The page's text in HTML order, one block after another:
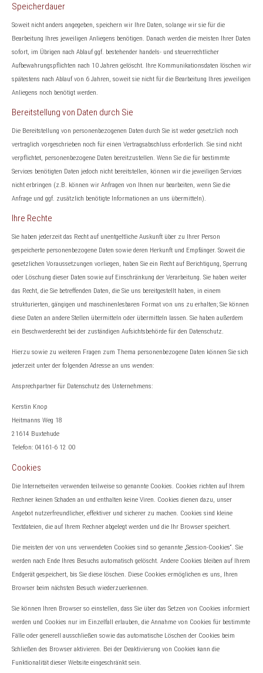
Speicherdauer
Soweit nicht anders angegeben, speichern wir Ihre Daten, solange wir sie für die
Bearbeitung Ihres jeweiligen Anliegens benötigen. Danach werden die meisten Ihrer Daten
sofort, im Übrigen nach Ablauf ggf. bestehender handels- und steuerrechtlicher
Aufbewahrungspflichten nach 10 Jahren gelöscht. Ihre Kommunikationsdaten löschen wir
spätestens nach Ablauf von 6 Jahren, soweit sie nicht für die Bearbeitung Ihres jeweiligen
Anliegens noch benötigt werden.
Bereitstellung von Daten durch Sie
Die Bereitstellung von personenbezogenen Daten durch Sie ist weder gesetzlich noch
vertraglich vorgeschrieben noch für einen Vertragsabschluss erforderlich. Sie sind nicht
verpflichtet, personenbezogene Daten bereitzustellen. Wenn Sie die für bestimmte
Services benötigten Daten jedoch nicht bereitstellen, können wir die jeweiligen Services
nicht erbringen (z.B. können wir Anfragen von Ihnen nur bearbeiten, wenn Sie die
Anfrage und ggf. zusätzlich benötigte Informationen an uns übermitteln).
Ihre Rechte
Sie haben jederzeit das Recht auf unentgeltliche Auskunft über zu Ihrer Person
gespeicherte personenbezogene Daten sowie deren Herkunft und Empfänger. Soweit die
gesetzlichen Voraussetzungen vorliegen, haben Sie ein Recht auf Berichtigung, Sperrung
oder Löschung dieser Daten sowie auf Einschränkung der Verarbeitung. Sie haben weiter
das Recht, die Sie betreffenden Daten, die Sie uns bereitgestellt haben, in einem
strukturierten, gängigen und maschinenlesbaren Format von uns zu erhalten; Sie können
diese Daten an andere Stellen übermitteln oder übermitteln lassen. Sie haben außerdem
ein Beschwerderecht bei der zuständigen Aufsichtsbehörde für den Datenschutz.
Hierzu sowie zu weiteren Fragen zum Thema personenbezogene Daten können Sie sich
jederzeit unter der folgenden Adresse an uns wenden:
Ansprechpartner für Datenschutz des Unternehmens:
Kerstin Knop
Heitmanns Weg 18
21614 Buxtehude
Telefon: 04161-6 12 00
Cookies
Die Internetseiten verwenden teilweise so genannte Cookies. Cookies richten auf Ihrem
Rechner keinen Schaden an und enthalten keine Viren. Cookies dienen dazu, unser
Angebot nutzerfreundlicher, effektiver und sicherer zu machen. Cookies sind kleine
Textdateien, die auf Ihrem Rechner abgelegt werden und die Ihr Browser speichert.
Die meisten der von uns verwendeten Cookies sind so genannte „Session-Cookies“. Sie
werden nach Ende Ihres Besuchs automatisch gelöscht. Andere Cookies bleiben auf Ihrem
Endgerät gespeichert, bis Sie diese löschen. Diese Cookies ermöglichen es uns, Ihren
Browser beim nächsten Besuch wiederzuerkennen.
Sie können Ihren Browser so einstellen, dass Sie über das Setzen von Cookies informiert
werden und Cookies nur im Einzelfall erlauben, die Annahme von Cookies für bestimmte
Fälle oder generell ausschließen sowie das automatische Löschen der Cookies beim
Schließen des Browser aktivieren. Bei der Deaktivierung von Cookies kann die
Funktionalität dieser Website eingeschränkt sein.